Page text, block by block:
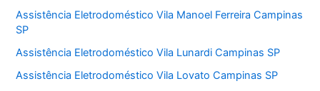
Assistência Eletrodoméstico Vila Manoel Ferreira Campinas
SP
Assistência Eletrodoméstico Vila Lunardi Campinas SP
Assistência Eletrodoméstico Vila Lovato Campinas SP